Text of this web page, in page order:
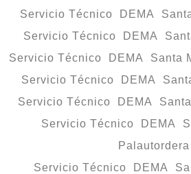
Servicio Técnico DEMA
Servicio Técnico DEMA
Servicio Técnico DEMA Santa
Servicio Técnico DEMA
Servicio Técnico DEMA
Servicio Técnico DEMA
Palautordera
Servicio Técnico DEMA